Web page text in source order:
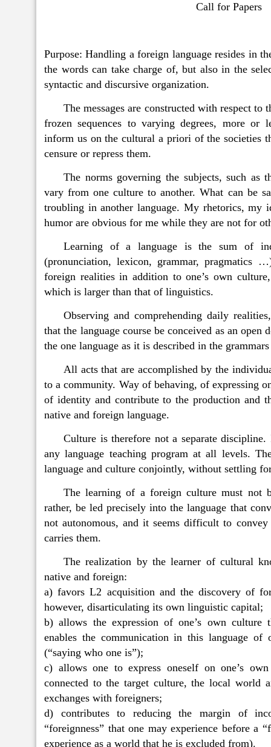
Call for Papers
Purpose: Handling a foreign language resides in
the words can take charge of, but also in the
syntactic and discursive organization.
The messages are constructed with respect to
frozen sequences to varying degrees, more or
inform us on the cultural a priori of the societies
censure or repress them.
The norms governing the subjects, such as
vary from one culture to another. What can be
troubling in another language. My rhetorics, my
humor are obvious for me while they are not for
Learning of a language is the sum of
(pronunciation, lexicon, grammar, pragmatics
foreign realities in addition to one’s own
which is larger than that of linguistics.
Observing and comprehending daily
that the language course be conceived as an open
the one language as it is described in the
All acts that are accomplished by the
to a community. Way of behaving, of expressing
of identity and contribute to the production and
native and foreign language.
Culture is therefore not a separate
any language teaching program at all levels.
language and culture conjointly, without settling
The learning of a foreign culture must not
rather, be led precisely into the language that
not autonomous, and it seems difficult to
carries them.
The realization by the learner of cultural
native and foreign:
a) favors L2 acquisition and the discovery of
however, disarticulating its own linguistic capital;
b) allows the expression of one’s own culture
enables the communication in this language of
(“saying who one is”);
c) allows one to express oneself on one’s
connected to the target culture, the local world
exchanges with foreigners;
d) contributes to reducing the margin of
“foreignness” that one may experience before a
experience as a world that he is excluded from).